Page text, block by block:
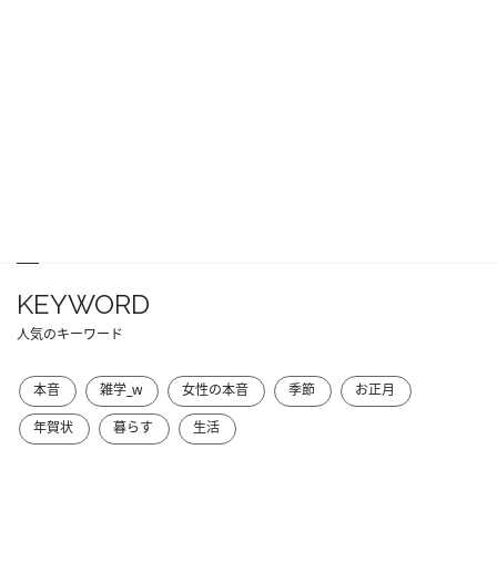
KEYWORD
人気のキーワード
本音 雑学_w 女性の本音 季節
お正月
年賀状
暮らす 生活